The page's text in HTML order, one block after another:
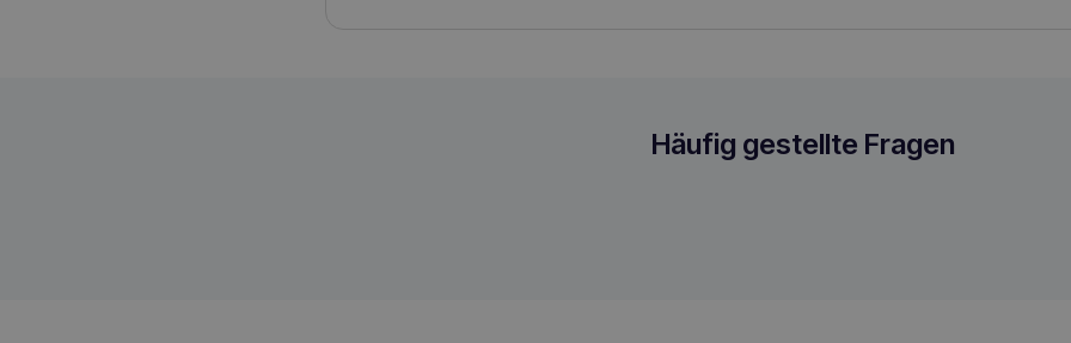
Häufig gestellte Fragen